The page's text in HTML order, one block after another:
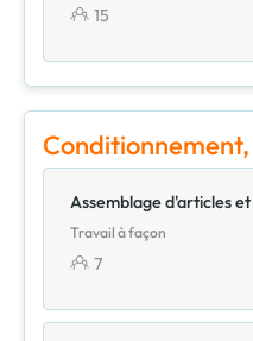
15
Assemblage d'articles
Travail à façon
7